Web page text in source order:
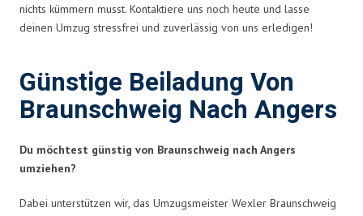
nichts kümmern musst. Kontaktiere uns noch heute und lasse
deinen Umzug stressfrei und zuverlässig von uns erledigen!
Günstige Beiladung Von
Braunschweig Nach Angers
Du möchtest günstig von Braunschweig nach Angers
umziehen?
Dabei unterstützen wir, das Umzugsmeister Wexler Braunschweig